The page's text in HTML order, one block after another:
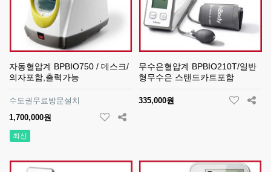
자동혈압계 BPBIO750 / 데스크/
의자포함,출력가능
수도권무료방문설치
1,700,000원
최신
무수은혈압계 BPBIO210T/일반
형무수은 스탠드카트포함
335,000원